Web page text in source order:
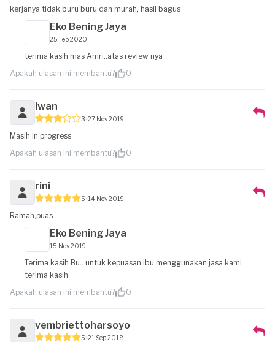
kerjanya tidak buru buru dan murah, hasil bagus
Eko Bening Jaya
25 Feb 2020
terima kasih mas Amri..atas review nya
Apakah ulasan ini membantu?
0
Iwan
3 27 Nov 2019
Masih in progress
Apakah ulasan ini membantu?
0
rini
5 14 Nov 2019
Ramah,puas
Eko Bening Jaya
15 Nov 2019
Terima kasih Bu.. untuk kepuasan ibu menggunakan jasa kami
terima kasih
Apakah ulasan ini membantu?
0
vembriettoharsoyo
5 21 Sep 2018